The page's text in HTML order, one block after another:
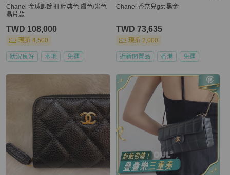
Chanel 金球調節扣 經典色 膚色/米色
晶片款
TWD 108,000
現折 4,500
狀況良好 本地 免運
Chanel 香奈兒gst 黑金
TWD 73,635
現折 2,000
近新閒置品 香港 免運